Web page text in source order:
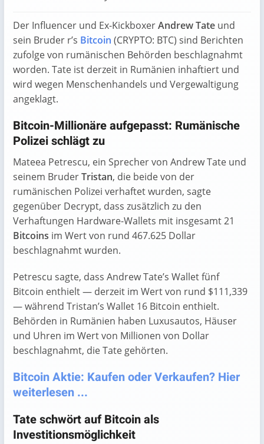
Der Influencer und Ex-KickboxerAndrew Tate und
sein Bruder r’s Bitcoin (CRYPTO: BTC) sind Berichten
zufolge von rumänischen Behörden beschlagnahmt
worden. Tate ist derzeit in Rumänien inhaftiert und
wird wegen Menschenhandels und Vergewaltigung
angeklagt.
Bitcoin-Millionäre aufgepasst: Rumänische
Polizei schlägt zu
Mateea Petrescu, ein Sprecher von Andrew Tate und
seinem BruderTristan, die beide von der
rumänischen Polizei verhaftet wurden, sagte
gegenüber Decrypt, dass zusätzlich zu den
Verhaftungen Hardware-Wallets mit insgesamt 21
Bitcoins im Wert von rund 467.625 Dollar
beschlagnahmt wurden.
Petrescu sagte, dass Andrew Tate’s Wallet fünf
Bitcoin enthielt — derzeit im Wert von rund $111,339
— während Tristan’s Wallet 16 Bitcoin enthielt.
Behörden in Rumänien haben Luxusautos, Häuser
und Uhren im Wert von Millionen von Dollar
beschlagnahmt, die Tate gehörten.
Bitcoin Aktie: Kaufen oder Verkaufen? Hier
weiterlesen ...
Tate schwört auf Bitcoin als
Investitionsmöglichkeit